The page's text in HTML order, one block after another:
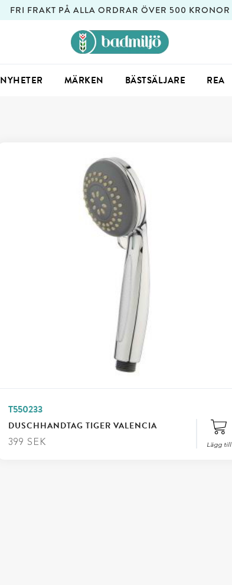
FRI FRAKT PÅ ALLA ORDRAR ÖVER 500 KRONOR
NYHETER MÄRKEN BÄSTSÄLJARE REA
T550233
DUSCHHANDTAG TIGER VALENCIA
399 SEK Lägg till